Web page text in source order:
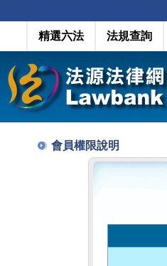
精選六法 法規查詢
會員權限說明